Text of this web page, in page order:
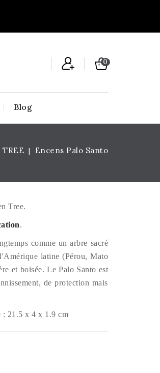
0
Blog
TREE Encens Palo Santo
Tree.
.
comme un arbre sacré
latine (Pérou, Mato
et boisée. Le Palo Santo est
de protection mais
: 21.5 x 4 x 1.9 cm